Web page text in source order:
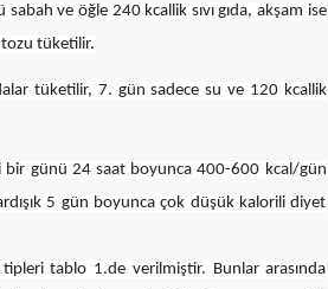
ve öğle 240 kcallik sıvı gıda, akşam ise
tozu tüketilir.
tüketilir, 7. gün sadece su ve 120 kcallik
bir günü 24 saat boyunca 400-600 kcal/gün
5 gün boyunca çok düşük kalorili diyet
tipleri tablo 1.de verilmiştir. Bunlar arasında